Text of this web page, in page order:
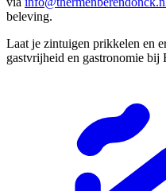
beleving.
Laat je zintuigen prikkelen en
gastvrijheid en gastronomie bij